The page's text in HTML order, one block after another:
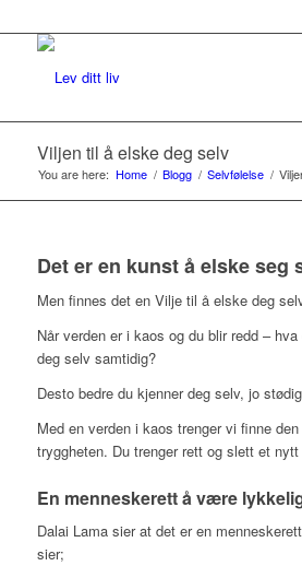
Viljen til å elske deg selv
You are here: Home / Blogg / Selvfølelse /
Det er en kunst å elske seg
Men finnes det en Vilje til å elske deg
Når verden er i kaos og du blir redd –
deg selv samtidig?
Desto bedre du kjenner deg selv, jo
Med en verden i kaos trenger vi finne
tryggheten. Du trenger rett og slett et
En menneskerett å være
Dalai Lama sier at det er en
sier;